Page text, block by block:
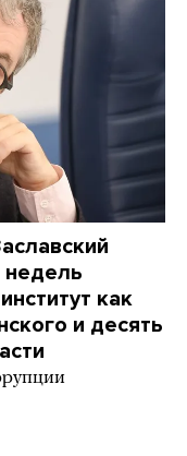
недель
как
и десять